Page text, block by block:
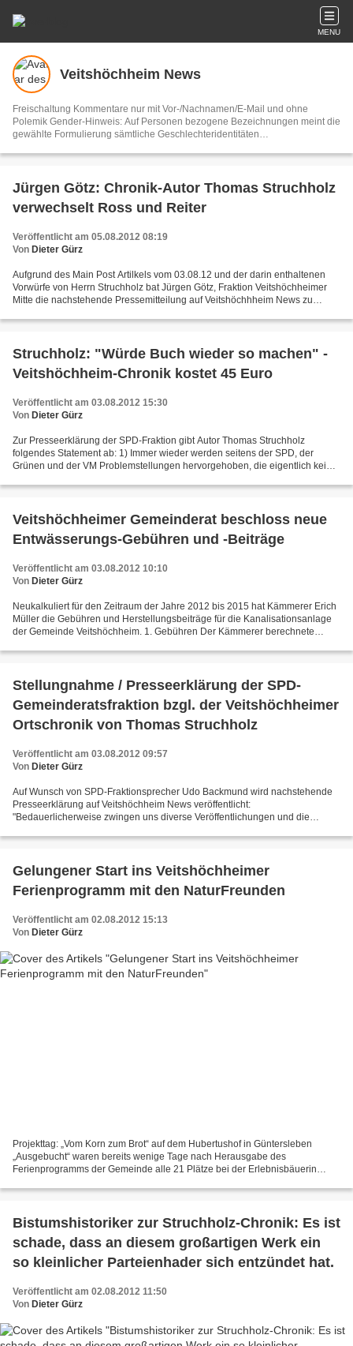
MENU
Veitshöchheim News
Freischaltung Kommentare nur mit Vor-/Nachnamen/E-Mail und ohne
Polemik Gender-Hinweis: Auf Personen bezogene Bezeichnungen meint die
gewählte Formulierung sämtliche Geschlechteridentitäten
GVO ist ausschließlich Sache der Overblog-Hosting-Plattform. Ihre E-Mail-
Jürgen Götz: Chronik-Autor Thomas Struchholz
verwechselt Ross und Reiter
Veröffentlicht am 05.08.2012 08:19
Von Dieter Gürz
Aufgrund des Main Post Artilkels vom 03.08.12 und der darin enthaltenen
Vorwürfe von Herrn Struchholz bat Jürgen Götz, Fraktion Veitshöchheimer
Mitte die nachstehende Pressemitteilung auf Veitshöchhheim News zu
Struchholz: "Würde Buch wieder so machen" -
Veitshöchheim-Chronik kostet 45 Euro
Veröffentlicht am 03.08.2012 15:30
Von Dieter Gürz
Zur Presseerklärung der SPD-Fraktion gibt Autor Thomas Struchholz
folgendes Statement ab: 1) Immer wieder werden seitens der SPD, der
Grünen und der VM Problemstellungen hervorgehoben, die eigentlich keine
Veitshöchheimer Gemeinderat beschloss neue
Entwässerungs-Gebühren und -Beiträge
Veröffentlicht am 03.08.2012 10:10
Von Dieter Gürz
Neukalkuliert für den Zeitraum der Jahre 2012 bis 2015 hat Kämmerer Erich
Müller die Gebühren und Herstellungsbeiträge für die Kanalisationsanlage
der Gemeinde Veitshöchheim. 1. Gebühren Der Kämmerer berechnete
Stellungnahme / Presseerklärung der SPD-
Gemeinderatsfraktion bzgl. der Veitshöchheimer
Ortschronik von Thomas Struchholz
Veröffentlicht am 03.08.2012 09:57
Von Dieter Gürz
Auf Wunsch von SPD-Fraktionsprecher Udo Backmund wird nachstehende
Presseerklärung auf Veitshöchheim News veröffentlicht:
"Bedauerlicherweise zwingen uns diverse Veröffentlichungen und die
Gelungener Start ins Veitshöchheimer
Ferienprogramm mit den NaturFreunden
Veröffentlicht am 02.08.2012 15:13
Von Dieter Gürz
Projekttag: „Vom Korn zum Brot“ auf dem Hubertushof in Güntersleben
„Ausgebucht“ waren bereits wenige Tage nach Herausgabe des
Ferienprogramms der Gemeinde alle 21 Plätze bei der Erlebnisbäuerin
Bistumshistoriker zur Struchholz-Chronik: Es ist
schade, dass an diesem großartigen Werk ein
so kleinlicher Parteienhader sich entzündet hat.
Veröffentlicht am 02.08.2012 11:50
Von Dieter Gürz